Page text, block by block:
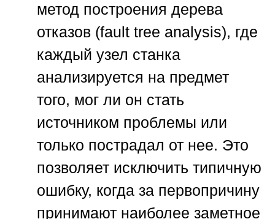
метод построения дерева
отказов (fault tree analysis), где
каждый узел станка
анализируется на предмет
того, мог ли он стать
источником проблемы или
только пострадал от нее. Это
позволяет исключить типичную
ошибку, когда за первопричину
принимают наиболее заметное